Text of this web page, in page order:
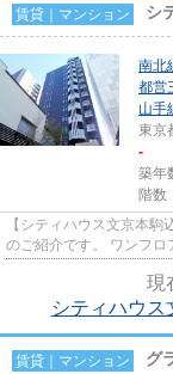
賃貸｜マンション シ
南北
都営
山手
東京
-
築年
階数
【シティハウス文京本
のご紹介です。 ワンフ
現
シティハウス
賃貸｜マンション グ